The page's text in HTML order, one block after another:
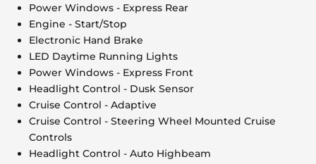
Power Windows - Express Rear
Engine - Start/Stop
Electronic Hand Brake
LED Daytime Running Lights
Power Windows - Express Front
Headlight Control - Dusk Sensor
Cruise Control - Adaptive
Cruise Control - Steering Wheel Mounted Cruise
Controls
Headlight Control - Auto Highbeam